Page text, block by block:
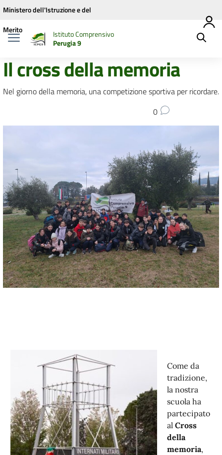
Vai ai contenuti
Vai al menu di navigazione
Vai al footer
Ministero dell'Istruzione e del
Merito
Istituto Comprensivo
Perugia 9
Il cross della memoria
Nel giorno della memoria, una competizione sportiva per ricordare.
0
Come da
tradizione,
la nostra
scuola ha
partecipato
al Cross
della
memoria,